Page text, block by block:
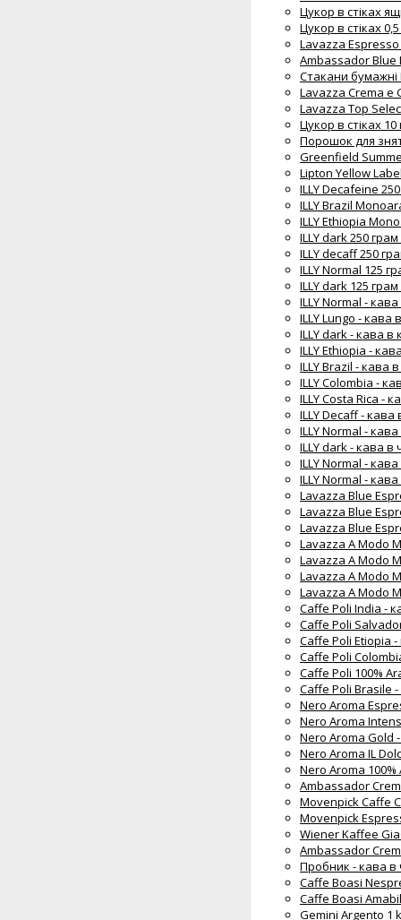
Цукор в стіках
Цукор в стіках 0,5
Lavazza
Ambassador Blue
Стакани бумажні
Lavazza Crema e
Lavazza Top
Цукор в стіках 10
Порошок для
Greenfield
Lipton Yellow
ILLY Decafeine
ILLY Brazil
ILLY Ethiopia
ILLY dark 250
ILLY decaff 250
ILLY Normal 125
ILLY dark 125
ILLY Normal -
ILLY Lungo - кава
ILLY dark - кава в
ILLY Ethiopia -
ILLY Brazil - кава
ILLY Colombia -
ILLY Costa Rica -
ILLY Decaff - кава
ILLY Normal -
ILLY dark - кава
ILLY Normal -
ILLY Normal -
Lavazza Blue
Lavazza Blue
Lavazza Blue
Lavazza А Modo
Lavazza А Modo
Lavazza А Modo
Lavazza А Modo
Caffe Poli India -
Caffe Poli
Caffe Poli Etiopia
Caffe Poli
Caffe Poli 100%
Caffe Poli Brasile
Nero Aroma
Nero Aroma
Nero Aroma Gold
Nero Aroma IL
Nero Aroma
Ambassador
Movenpick Caffe
Movenpick
Wiener Kaffee
Ambassador
Пробник - кава в
Caffe Boasi
Caffe Boasi
Gemini Argento 1